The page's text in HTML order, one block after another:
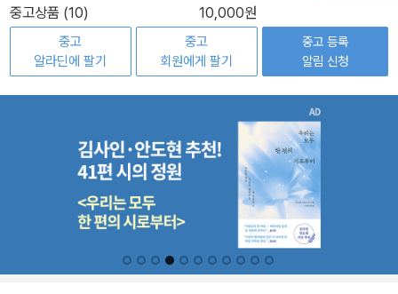
중고상품 (10) 10,000원
중고
알라딘에 팔기
중고
회원에게 팔기
중고 등록
알림 신청